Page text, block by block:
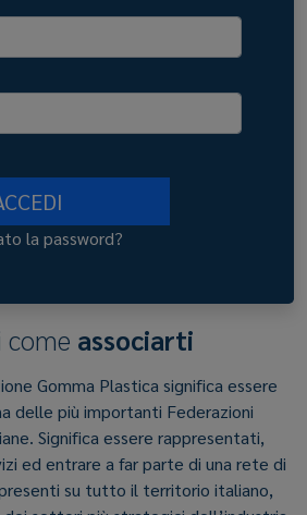
la password?
come associarti
Gomma Plastica significa essere
delle più importanti Federazioni
Significa essere rappresentati,
ed entrare a far parte di una rete di
su tutto il territorio italiano,